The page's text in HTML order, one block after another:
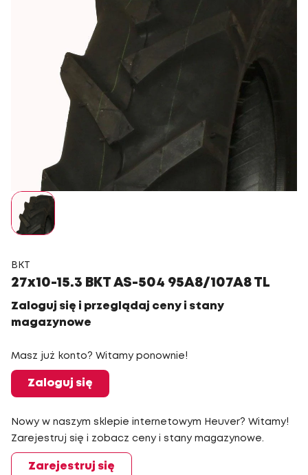
BKT
27x10-15.3 BKT AS-504 95A8/107A8 TL
Zaloguj się i przeglądaj ceny i stany
magazynowe
Masz już konto? Witamy ponownie!
Zaloguj się
Nowy w naszym sklepie internetowym Heuver? Witamy!
Zarejestruj się i zobacz ceny i stany magazynowe.
Zarejestruj się